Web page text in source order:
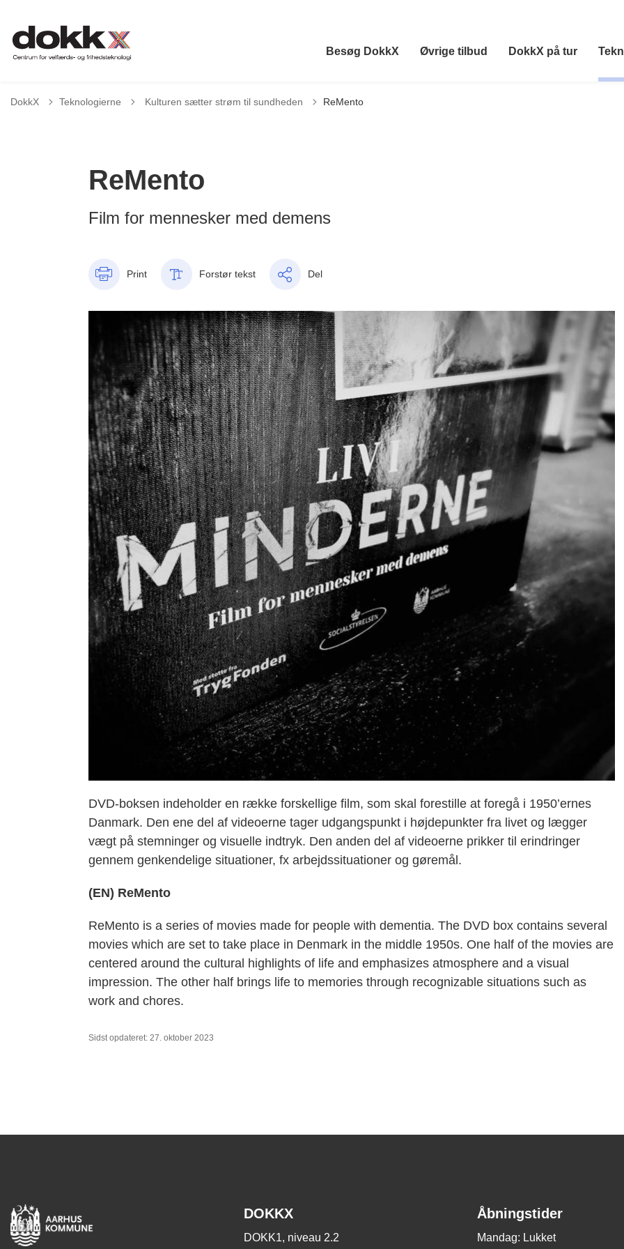
Besøg DokkX Øvrige tilbud DokkX på tur
DokkX Teknologierne Tilbage til
Kulturen sætter strøm til sundheden ReMento
ReMento
Film for mennesker med demens
Print Forstør tekst Del
DVD-boksen indeholder en række forskellige film, som skal forestille at foregå i 1950’ernes
Danmark. Den ene del af videoerne tager udgangspunkt i højdepunkter fra livet og lægger
vægt på stemninger og visuelle indtryk. Den anden del af videoerne prikker til erindringer
gennem genkendelige situationer, fx arbejdssituationer og gøremål.
(EN) ReMento
ReMento is a series of movies made for people with dementia. The DVD box contains several
movies which are set to take place in Denmark in the middle 1950s. One half of the movies are
centered around the cultural highlights of life and emphasizes atmosphere and a visual
impression. The other half brings life to memories through recognizable situations such as
work and chores.
Sidst opdateret: 27. oktober 2023
DOKKX
DOKK1, niveau 2.2
Åbningstider
Mandag: Lukket